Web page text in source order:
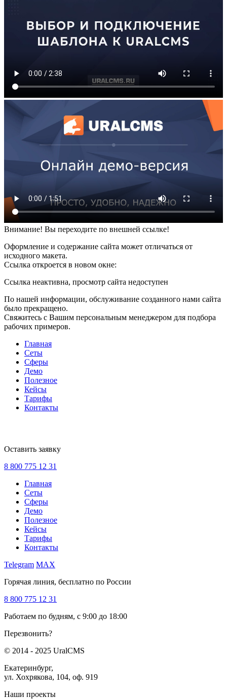
Внимание! Вы переходите по внешней ссылке!
Оформление и содержание сайта может отличаться от
исходного макета.
Ссылка откроется в новом окне:
Ссылка неактивна, просмотр сайта недоступен
По нашей информации, обслуживание созданного нами сайта
было прекращено.
Свяжитесь с Вашим персональным менеджером для подбора
рабочих примеров.
Главная
Сеты
Сферы
Демо
Полезное
Кейсы
Тарифы
Контакты
Оставить заявку
8 800 775 12 31
Главная
Сеты
Сферы
Демо
Полезное
Кейсы
Тарифы
Контакты
Telegram MAX
Горячая линия, бесплатно по России
8 800 775 12 31
Работаем по будням, с 9:00 до 18:00
Перезвонить?
© 2014 - 2025 UralCMS
Екатеринбург,
ул. Хохрякова, 104, оф. 919
Наши проекты